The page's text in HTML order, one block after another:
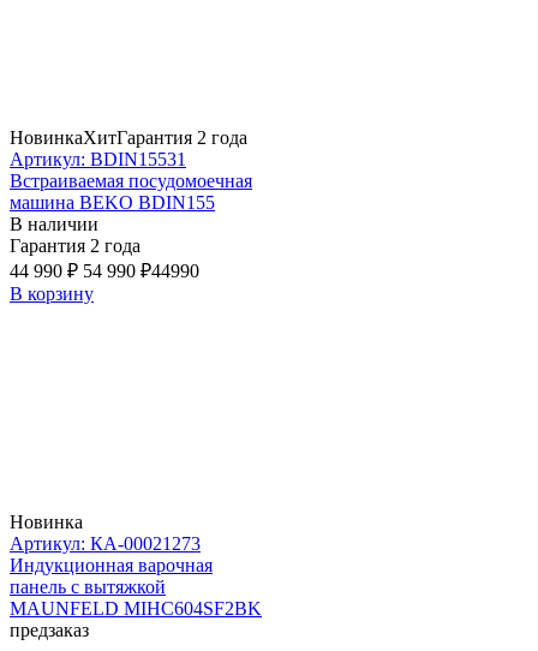
НовинкаХитГарантия 2 года
Артикул: BDIN15531
Встраиваемая посудомоечная
машина BEKO BDIN155
В наличии
Гарантия 2 года
44 990 ₽ 54 990 ₽44990
В корзину
Новинка
Артикул: КА-00021273
Индукционная варочная
панель с вытяжкой
MAUNFELD MIHC604SF2BK
предзаказ